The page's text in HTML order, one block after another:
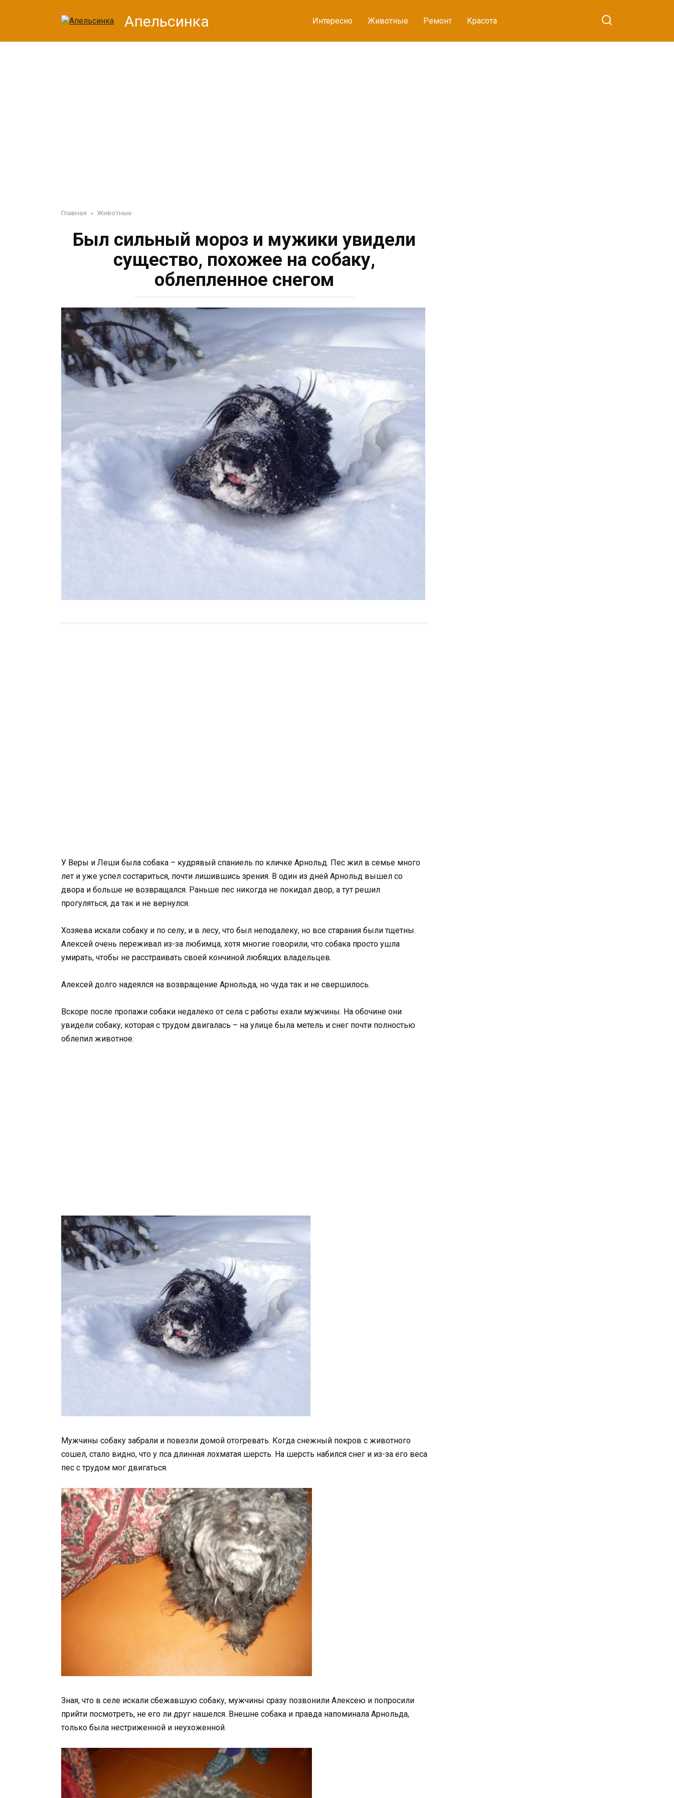
Апельсинка Интересно Животные Ремонт Красота
Главная » Животные
Был сильный мороз и мужики увидели
существо, похожее на собаку,
облепленное снегом
У Веры и Леши была собака – кудрявый спаниель по кличке Арнольд. Пес жил в семье много
лет и уже успел состариться, почти лишившись зрения. В один из дней Арнольд вышел со
двора и больше не возвращался. Раньше пес никогда не покидал двор, а тут решил
прогуляться, да так и не вернулся.
Хозяева искали собаку и по селу, и в лесу, что был неподалеку, но все старания были тщетны.
Алексей очень переживал из-за любимца, хотя многие говорили, что собака просто ушла
умирать, чтобы не расстраивать своей кончиной любящих владельцев.
Алексей долго надеялся на возвращение Арнольда, но чуда так и не свершилось.
Вскоре после пропажи собаки недалеко от села с работы ехали мужчины. На обочине они
увидели собаку, которая с трудом двигалась – на улице была метель и снег почти полностью
облепил животное.
Мужчины собаку забрали и повезли домой отогревать. Когда снежный покров с животного
сошел, стало видно, что у пса длинная лохматая шерсть. На шерсть набился снег и из-за его веса
пес с трудом мог двигаться.
Зная, что в селе искали сбежавшую собаку, мужчины сразу позвонили Алексею и попросили
прийти посмотреть, не его ли друг нашелся. Внешне собака и правда напоминала Арнольда,
только была нестриженной и неухоженной.